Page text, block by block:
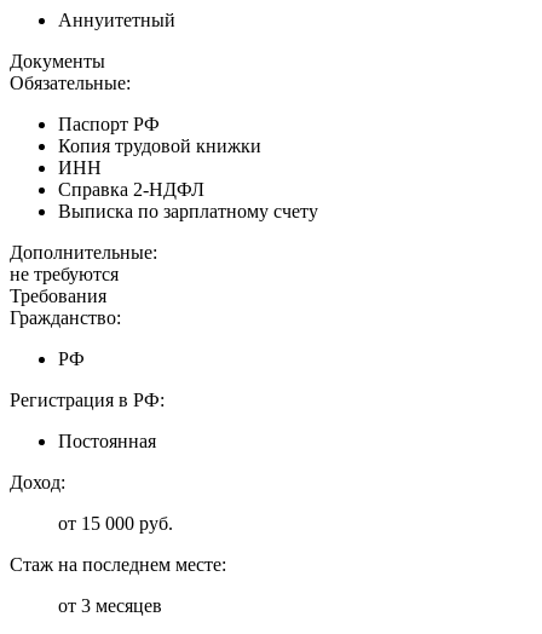
Аннуитетный
Документы
Обязательные:
Паспорт РФ
Копия трудовой книжки
ИНН
Справка 2-НДФЛ
Выписка по зарплатному счету
Дополнительные:
не требуются
Требования
Гражданство:
РФ
Регистрация в РФ:
Постоянная
Доход:
от 15 000 руб.
Стаж на последнем месте:
от 3 месяцев